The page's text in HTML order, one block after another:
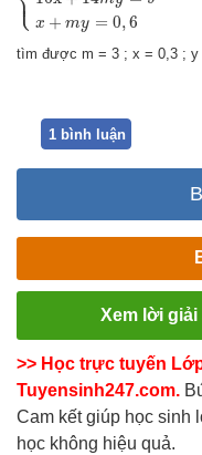
⎪
⎩ x + my = 0,6
tìm được m = 3 ; x = 0,3 ; y
1 bình luận
Xem lời giải
>> Học trực tuyến
Tuyensinh247.com.
Cam kết giúp học sinh
học không hiệu quả.